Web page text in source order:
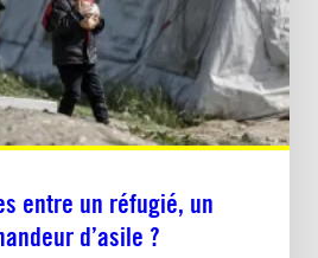
entre un réfugié, un
d’asile ?